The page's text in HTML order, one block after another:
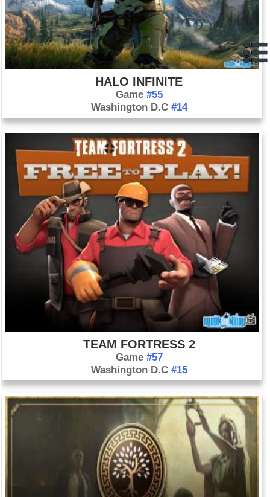
HALO INFINITE
Game #55
Washington D.C #14
TEAM FORTRESS 2
Game #57
Washington D.C #15